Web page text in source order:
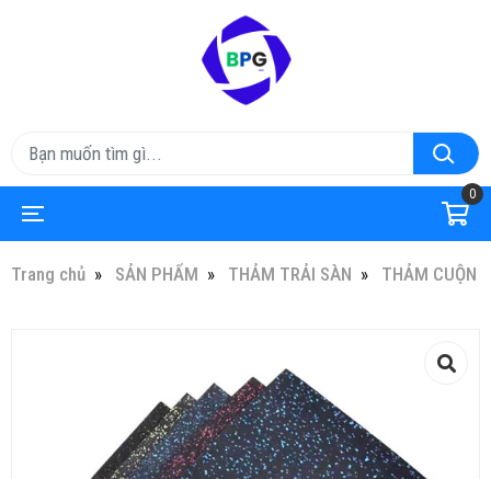
0
Trang chủ SẢN PHẨM THẢM TRẢI SÀN THẢM CUỘN